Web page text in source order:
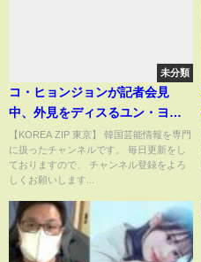
未分類
コ・ヒョンジョンが記者会見
中、外見をディスるユン・ヨジ
ョンに見せた反応
【KOREA ZIP 東京】 韓国芸能情報を専門
に扱ったチャンネルです。 毎日更新をし
ておりますので、 チャンネル登録をよろ
しくお願いします...